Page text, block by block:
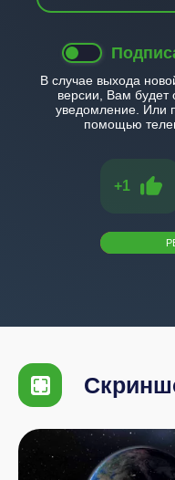
В случае выхода
версии, Вам будет
уведомление. Или
помощью
+1